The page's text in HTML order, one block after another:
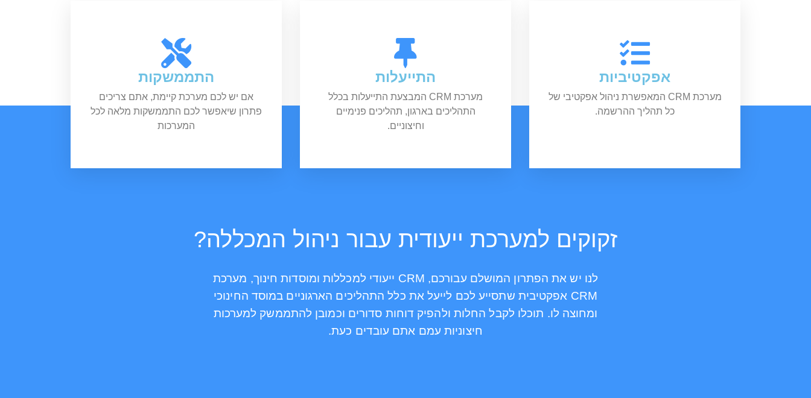
אפקטיביות
מערכת CRM המאפשרת ניהול אפקטיבי של
כל תהליך ההרשמה.
התייעלות
מערכת CRM המבצעת התייעלות בכלל
התהליכים בארגון, תהליכים פנימיים
וחיצוניים.
התממשקות
אם יש לכם מערכת קיימת, אתם צריכים
פתרון שיאפשר לכם התממשקות מלאה לכל
המערכות
זקוקים למערכת ייעודית עבור ניהול המכללה?
לנו יש את הפתרון המושלם עבורכם, CRM ייעודי למכללות ומוסדות חינוך,
מערכת
CRM אפקטיבית שתסייע לכם לייעל את כלל התהליכים הארגוניים במוסד החינוכי
ומחוצה לו. תוכלו לקבל החלות ולהפיק דוחות סדורים וכמובן להתממשק למערכות
חיצוניות עמם אתם עובדים כעת.